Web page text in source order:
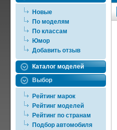
Новые
По моделям
По классам
Юмор
Добавить отзыв
Каталог моделей
Выбор
Рейтинг марок
Рейтинг моделей
Рейтинг по странам
Подбор автомобиля